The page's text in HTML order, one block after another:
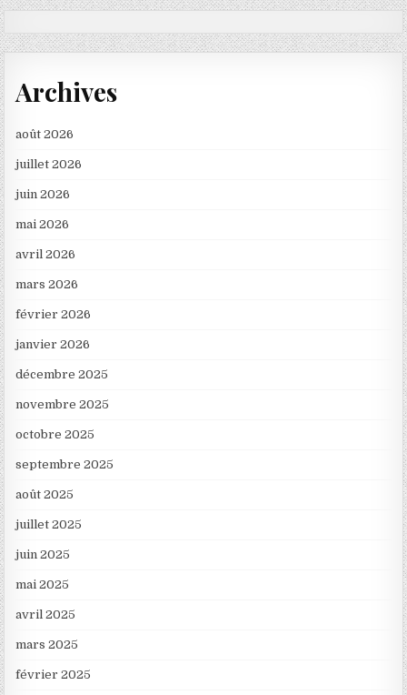
Archives
août 2026
juillet 2026
juin 2026
mai 2026
avril 2026
mars 2026
février 2026
janvier 2026
décembre 2025
novembre 2025
octobre 2025
septembre 2025
août 2025
juillet 2025
juin 2025
mai 2025
avril 2025
mars 2025
février 2025